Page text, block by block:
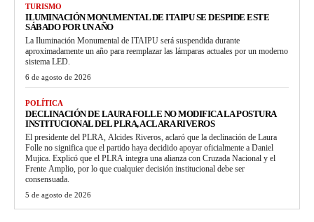
TURISMO
ILUMINACIÓN MONUMENTAL DE ITAIPU SE DESPIDE ESTE
SÁBADO POR UN AÑO
La Iluminación Monumental de ITAIPU será suspendida durante
aproximadamente un año para reemplazar las lámparas actuales por un moderno
sistema LED.
6 de agosto de 2026
POLÍTICA
DECLINACIÓN DE LAURA FOLLE NO MODIFICA LA POSTURA
INSTITUCIONAL DEL PLRA, ACLARA RIVEROS
El presidente del PLRA, Alcides Riveros, aclaró que la declinación de Laura
Folle no significa que el partido haya decidido apoyar oficialmente a Daniel
Mujica. Explicó que el PLRA integra una alianza con Cruzada Nacional y el
Frente Amplio, por lo que cualquier decisión institucional debe ser
consensuada.
5 de agosto de 2026